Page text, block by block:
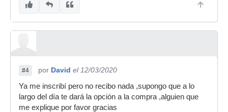
#4 por David el 12/03/2020
Ya me inscribí pero no recibo nada ,supongo que a lo
largo del día te dará la opción a la compra ,alguien que
me explique por favor gracias